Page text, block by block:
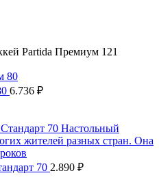
Partida Премиум 121
6.736 ₽
70 2.890 ₽